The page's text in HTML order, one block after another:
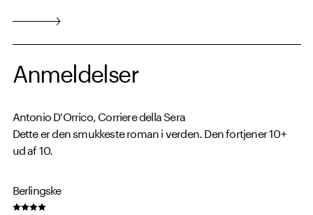
Anmeldelser
Antonio D'Orrico, Corriere della Sera
Dette er den smukkeste roman i verden. Den fortjener 10+
ud af 10.
Berlingske